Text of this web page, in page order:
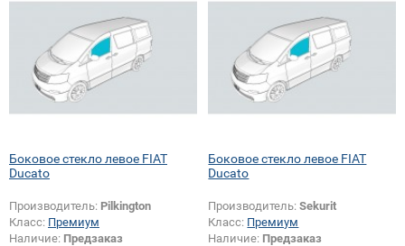
Боковое стекло левое FIAT
Ducato
Производитель: Pilkington
Класс: Премиум
Наличие: Предзаказ
Боковое стекло левое FIAT
Ducato
Производитель:Sekurit
Класс: Премиум
Наличие: Предзаказ